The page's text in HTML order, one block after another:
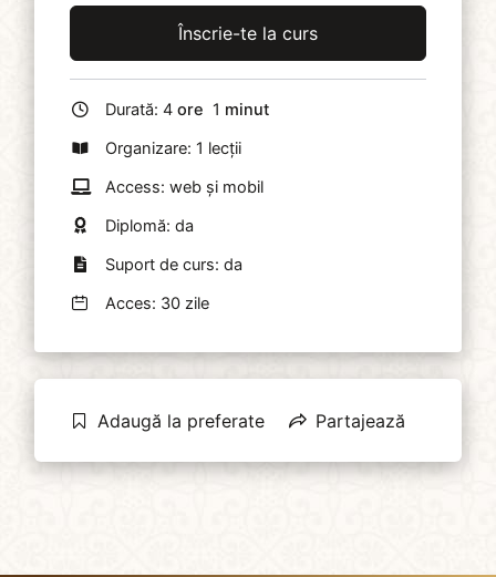
Înscrie-te la curs
Durată: 4ore 1 minut
Organizare: 1 lecții
Access: web și mobil
Diplomă: da
Suport de curs: da
Acces: 30 zile
Adaugă la preferate Partajează